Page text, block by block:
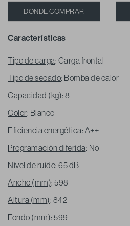
DONDE COMPRAR
Características
Tipo de carga: Carga frontal
Tipo de secado: Bomba de calor
Capacidad (kg): 8
Color: Blanco
Eficiencia energética: A++
Programación diferida: No
Nivel de ruido: 65 dB
Ancho (mm): 598
Altura (mm): 842
Fondo (mm): 599